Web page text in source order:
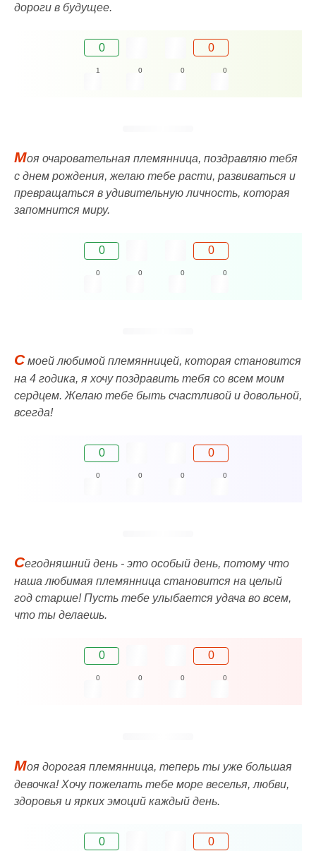
дороги в будущее.
0 0
1 0 0 0
Моя очаровательная племянница, поздравляю тебя
с днем рождения, желаю тебе расти, развиваться и
превращаться в удивительную личность, которая
запомнится миру.
0 0
0 0 0 0
Смоей любимой племянницей, которая становится
на 4 годика, я хочу поздравить тебя со всем моим
сердцем. Желаю тебе быть счастливой и довольной,
всегда!
0 0
0 0 0 0
Сегодняшний день - это особый день, потому что
наша любимая племянница становится на целый
год старше! Пусть тебе улыбается удача во всем,
что ты делаешь.
0 0
0 0 0 0
Моя дорогая племянница, теперь ты уже большая
девочка! Хочу пожелать тебе море веселья, любви,
здоровья и ярких эмоций каждый день.
0 0